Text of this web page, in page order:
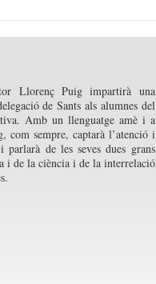
Llorenç Puig impartirà una
de Sants als alumnes del
Amb un llenguatge amè i a
com sempre, captarà l’atenció i
parlarà de les seves dues grans
i de la ciència i de la interrelació